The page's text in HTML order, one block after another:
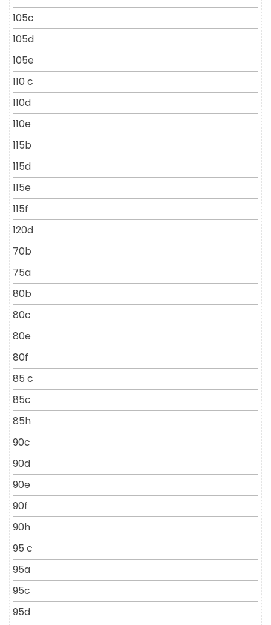
105c
105d
105e
110 c
110d
110e
115b
115d
115e
115f
120d
70b
75a
80b
80c
80e
80f
85 c
85c
85h
90c
90d
90e
90f
90h
95 c
95a
95c
95d